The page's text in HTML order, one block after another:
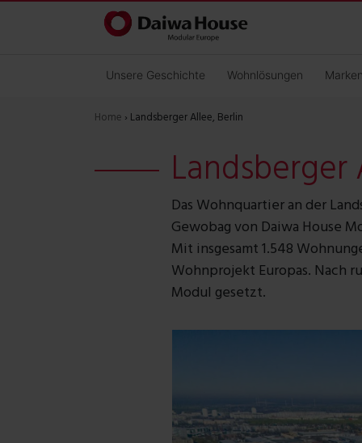
Unsere Geschichte Wohnlösungen Marken
Home › Landsberger Allee, Berlin
Das Wohnquartier an der
Gewobag von Daiwa House
Mit insgesamt 1.548
Wohnprojekt Europas. Nach
Modul gesetzt.